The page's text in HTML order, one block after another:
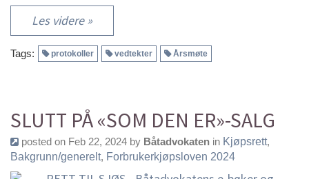
Les videre »
Tags: protokoller vedtekter Årsmøte
SLUTT PÅ «SOM DEN ER»-SALG
posted on Feb 22, 2024 by Båtadvokaten in Kjøpsrett,
Bakgrunn/generelt, Forbrukerkjøpsloven 2024